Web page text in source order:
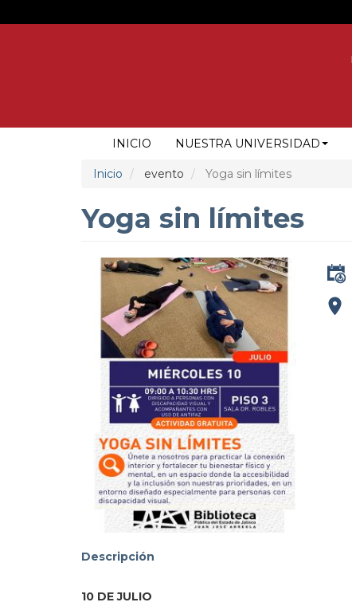
al
NAVEGACIÓN
PRINCIPAL
INICIO NUESTRA UNIVERSIDAD
Inicio evento Yoga sin límites
Yoga sin límites
Descripción
10 DE JULIO